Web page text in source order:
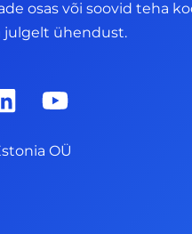
osas või soovid teha
julgelt ühendust.
L
n
Y
u
OÜ